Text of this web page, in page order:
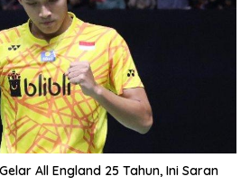
All England 25 Tahun, Ini Saran